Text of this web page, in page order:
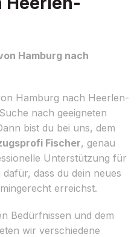
Hamburg nach
Hamburg nach Heerlen-
nach geeigneten
bist du bei uns, dem
Fischer, genau
Unterstützung für
dass du dein neues
erreichst.
Bedürfnissen und dem
wir verschiedene